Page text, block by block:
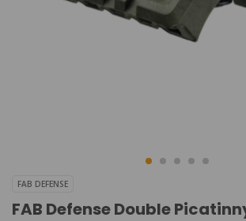
FAB DEFENSE
FAB Defense Double